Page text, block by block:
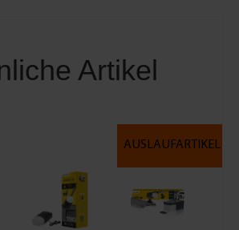
Artikel
AUSLAUFARTIKEL